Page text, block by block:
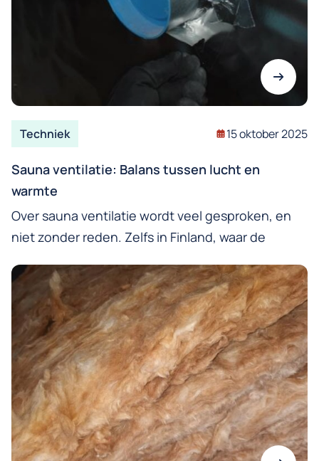
Techniek 15 oktober 2025
Sauna ventilatie: Balans tussen lucht en
warmte
Over sauna ventilatie wordt veel gesproken, en
niet zonder reden. Zelfs in Finland, waar de